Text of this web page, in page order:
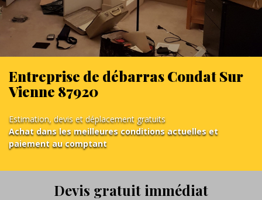
Entreprise de débarras Condat Sur
Vienne 87920
Estimation, devis et déplacement gratuits
Achat dans les meilleures conditions actuelles et
paiement au comptant
Devis gratuit immédiat